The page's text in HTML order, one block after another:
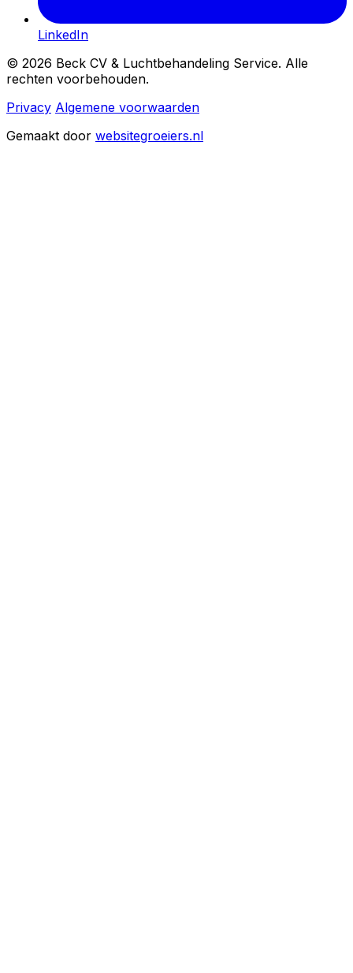
LinkedIn
© 2026 Beck CV & Luchtbehandeling Service. Alle
rechten voorbehouden.
Privacy Algemene voorwaarden
Gemaakt door websitegroeiers.nl